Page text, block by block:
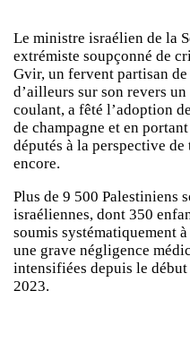
Le ministre israélien de la
extrémiste soupçonné de
Gvir, un fervent partisan
d’ailleurs sur son revers
coulant, a fêté l’adoption
de champagne et en
députés à la perspective
encore.
Plus de 9 500 Palestiniens
israéliennes, dont 350
soumis systématiquement
une grave négligence
intensifiées depuis le
2023.